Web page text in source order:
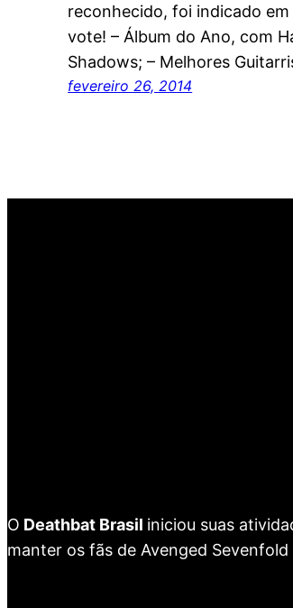
reconhecido, foi indicado
vote! – Álbum do Ano, com
Shadows; – Melhores
fevereiro 26, 2014
O Deathbat Brasil iniciou suas
manter os fãs de Avenged